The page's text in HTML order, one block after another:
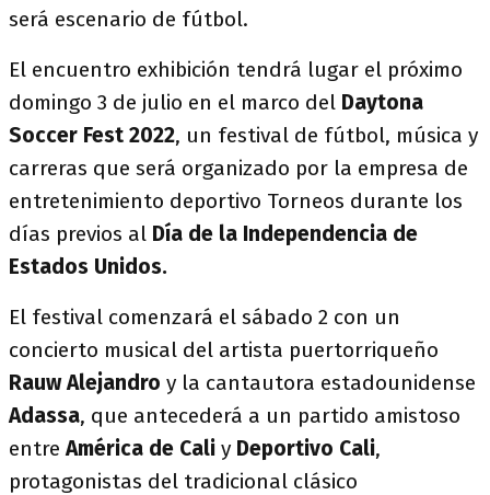
será escenario de fútbol.
El encuentro exhibición tendrá lugar el próximo
domingo 3 de julio en el marco del Daytona
Soccer Fest 2022, un festival de fútbol, música y
carreras que será organizado por la empresa de
entretenimiento deportivo Torneos durante los
días previos al Día de la Independencia de
Estados Unidos.
El festival comenzará el sábado 2 con un
concierto musical del artista puertorriqueño
Rauw Alejandro y la cantautora estadounidense
Adassa, que antecederá a un partido amistoso
entreAmérica de Cali y Deportivo Cali,
protagonistas del tradicional clásico